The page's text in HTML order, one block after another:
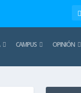
CAMPUS OPINIÓN